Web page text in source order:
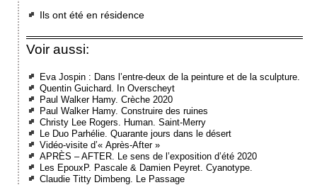
Ils ont été en résidence
Voir aussi:
Eva Jospin : Dans l’entre-deux de la peinture et de la sculpture.
Quentin Guichard. In Overscheyt
Paul Walker Hamy. Crèche 2020
Paul Walker Hamy. Construire des ruines
Christy Lee Rogers. Human. Saint-Merry
Le Duo Parhélie. Quarante jours dans le désert
Vidéo-visite d’« Après-After »
APRÈS – AFTER. Le sens de l’exposition d’été 2020
Les EpouxP. Pascale & Damien Peyret. Cyanotype.
Claudie Titty Dimbeng. Le Passage